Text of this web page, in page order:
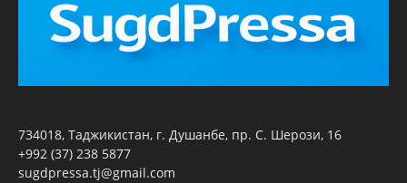
734018, Таджикистан, г. Душанбе, пр. С. Шерози, 16
+992 (37) 238 5877
sugdpressa.tj@gmail.com